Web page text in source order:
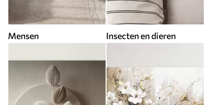
Mensen Insecten en dieren